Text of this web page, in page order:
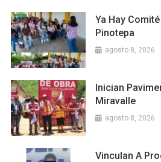
Ya Hay
Pinotepa
agosto 8, 2026
Inician
Miravalle
agosto 8, 2026
Vinculan A